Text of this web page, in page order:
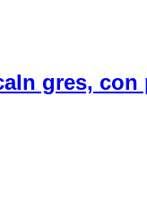
In gres, con